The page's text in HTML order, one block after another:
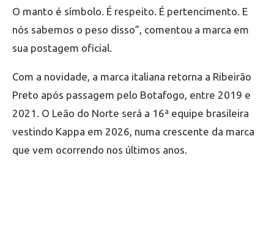
O manto é símbolo. É respeito. É pertencimento. E
nós sabemos o peso disso”, comentou a marca em
sua postagem oficial.
Com a novidade, a marca italiana retorna a Ribeirão
Preto após passagem pelo Botafogo, entre 2019 e
2021. O Leão do Norte será a 16ª equipe brasileira
vestindo Kappa em 2026, numa crescente da marca
que vem ocorrendo nos últimos anos.